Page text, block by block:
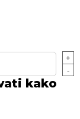
+
-
kako